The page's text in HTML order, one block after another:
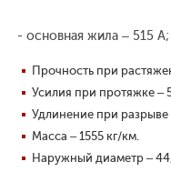
- основная жила – 515 А;
Прочность при
Усилия при протяжке –
Удлинение при разрыве
Масса – 1555 кг/км.
Наружный диаметр –